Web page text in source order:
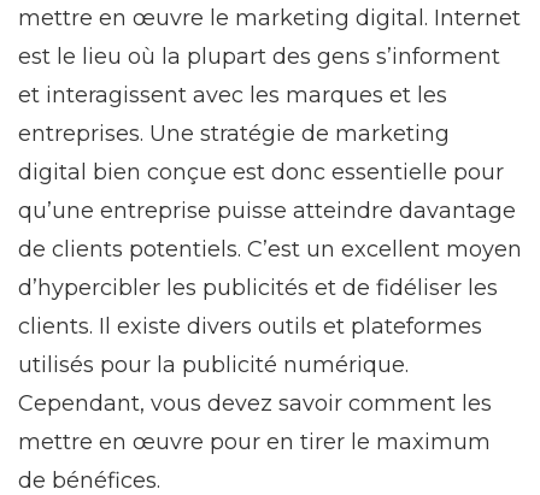
mettre en œuvre le marketing digital. Internet
est le lieu où la plupart des gens s’informent
et interagissent avec les marques et les
entreprises. Une stratégie de marketing
digital bien conçue est donc essentielle pour
qu’une entreprise puisse atteindre davantage
de clients potentiels. C’est un excellent moyen
d’hypercibler les publicités et de fidéliser les
clients. Il existe divers outils et plateformes
utilisés pour la publicité numérique.
Cependant, vous devez savoir comment les
mettre en œuvre pour en tirer le maximum
de bénéfices.